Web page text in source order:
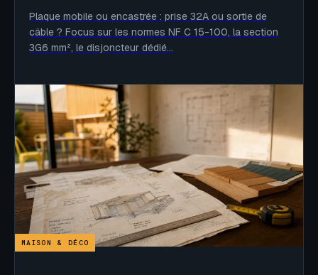
Plaque mobile ou encastrée : prise 32A ou sortie de
câble ? Focus sur les normes NF C 15-100, la section
3G6 mm², le disjoncteur dédié…
MAISON & DÉCO